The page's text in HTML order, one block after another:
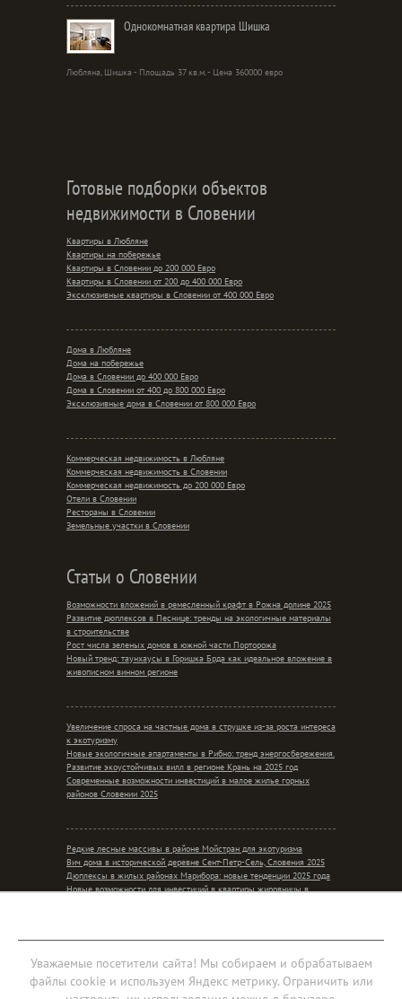
Однокомнатная квартира Шишка
Любляна, Шишка - Площадь 37 кв.м. - Цена 360000 евро
Готовые подборки объектов
недвижимости в Словении
Квартиры в Любляне
Квартиры на побережье
Квартиры в Словении до 200 000 Евро
Квартиры в Словении от 200 до 400 000 Евро
Эксклюзивные квартиры в Словении от 400 000 Евро
Дома в Любляне
Дома на побережье
Дома в Словении до 400 000 Евро
Дома в Словении от 400 до 800 000 Евро
Эксклюзивные дома в Словении от 800 000 Евро
Коммерческая недвижимость в Любляне
Коммерческая недвижимость в Словении
Коммерческая недвижимость до 200 000 Евро
Отели в Словении
Рестораны в Словении
Земельные участки в Словении
Статьи о Словении
Возможности вложений в ремесленный крафт в Рожна долине 2025
Развитие дюплексов в Песнице: тренды на экологичные материалы
в строительстве
Рост числа зеленых домов в южной части Порторожа
Новый тренд: таунхаусы в Горишка Брда как идеальное вложение в
живописном винном регионе
Увеличение спроса на частные дома в струшке из-за роста интереса
к экотуризму
Новые экологичные апартаменты в Рибно: тренд энергосбережения.
Развитие экоустойчивых вилл в регионе Крань на 2025 год
Современные возможности инвестиций в малое жилье горных
районов Словении 2025
Редкие лесные массивы в районе Мойстран для экотуризма
Вич дома в исторической деревне Сент-Петр-Сель, Словения 2025
Дюплексы в жилых районах Марибора: новые тенденции 2025 года
Новые возможности для инвестиций в квартиры жировницы в
Мобильная версия
Уважаемые посетители сайта! Мы собираем и обрабатываем
файлы cookie и используем Яндекс метрику. Ограничить или